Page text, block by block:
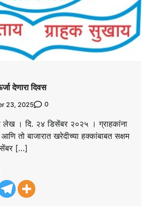
देणारा दिवस
23, 2025 0
लेख । दि. २४ डिसेंबर २०२५ । ग्राहकांना
आणि तो बाजारात खरेदीच्या हक्कांबाबत सक्षम
[…]